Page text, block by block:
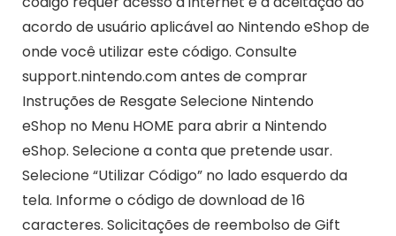
acordo de usuário aplicável ao Nintendo eShop de
onde você utilizar este código. Consulte
support.nintendo.com antes de comprar
Instruções de Resgate Selecione Nintendo
eShop no Menu HOME para abrir a Nintendo
eShop. Selecione a conta que pretende usar.
Selecione “Utilizar Código” no lado esquerdo da
tela. Informe o código de download de 16
caracteres. Solicitações de reembolso de Gift